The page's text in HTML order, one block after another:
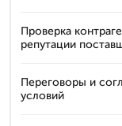
Проверка
репутации
Переговоры и
условий